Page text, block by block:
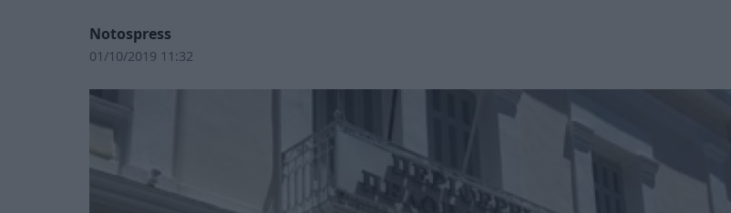
Notospress
01/10/2019 11:32